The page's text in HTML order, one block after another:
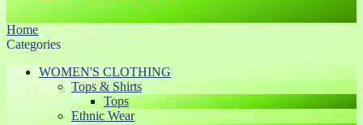
Home
Categories
WOMEN'S CLOTHING
Tops & Shirts
Tops
Ethnic Wear